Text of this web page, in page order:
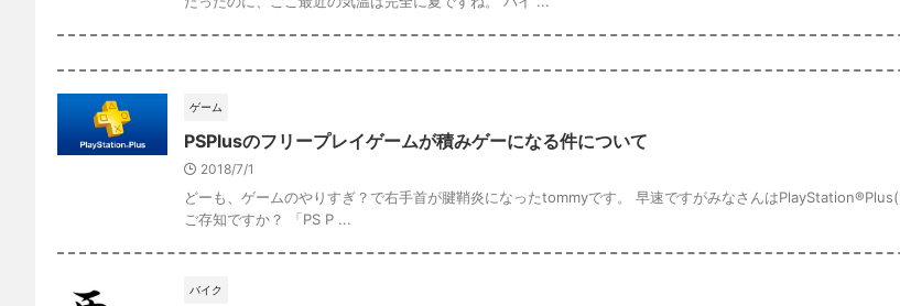
ゲーム
PSPlusのフリープレイゲームが積みゲーになる件について
2018/7/1
どーも、ゲームのやりすぎ？で右手首が腱鞘炎になったtommyです。 早速ですがみなさんは
ご存知ですか？ 「PS P ...
バイク